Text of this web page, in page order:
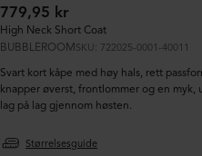
Ordinær
pris:
779,95 kr
High Neck Short Coat
BUBBLEROOMSKU: 722025-0001-40011
Svart kort kåpe med høy hals, rett
knapper øverst, frontlommer og en
lag på lag gjennom høsten.
Størrelsesguide